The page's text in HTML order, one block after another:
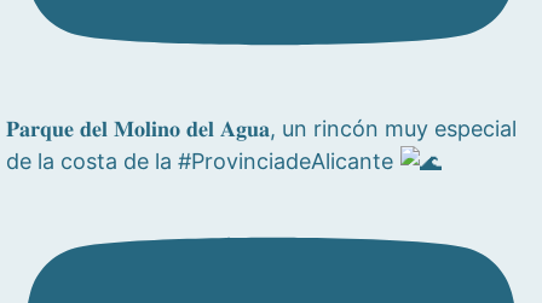
𝐏𝐚𝐫𝐪𝐮𝐞 𝐝𝐞𝐥 𝐌𝐨𝐥𝐢𝐧𝐨 𝐝𝐞𝐥 𝐀𝐠𝐮𝐚, un rincón muy especial
de la costa de la #ProvinciadeAlicante